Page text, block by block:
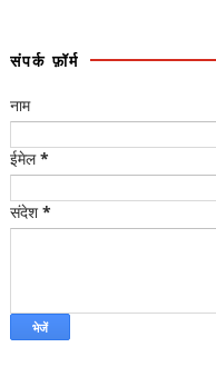
संपर्क फ़ॉर्म
नाम
ईमेल*
संदेश *